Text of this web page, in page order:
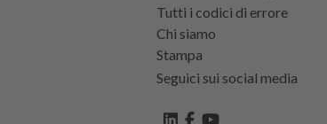
Tutti i codici di errore
Chi siamo
Stampa
Seguici sui social media